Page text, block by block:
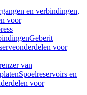
en verbindingen,
voor
Geberit
voor
van
Spoelreservoirs en
voor